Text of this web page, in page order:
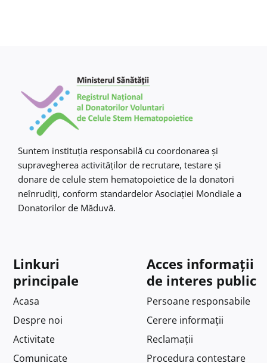
Suntem instituţia responsabilă cu coordonarea şi
supravegherea activităţilor de recrutare, testare şi
donare de celule stem hematopoietice de la donatori
neînrudiţi, conform standardelor Asociaţiei Mondiale a
Donatorilor de Măduvă.
Linkuri
principale
Acasa
Despre noi
Activitate
Comunicate
Acces informații
de interes public
Persoane responsabile
Cerere informații
Reclamații
Procedura contestare